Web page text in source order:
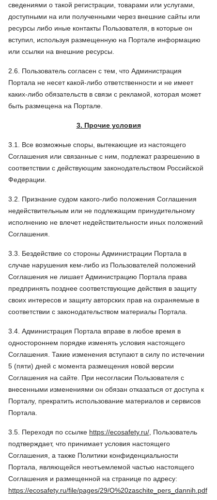
сведениями о такой регистрации, товарами или услугами,
доступными на или полученными через внешние сайты или
ресурсы либо иные контакты Пользователя, в которые он
вступил, используя размещенную на Портале информацию
или ссылки на внешние ресурсы.
2.6. Пользователь согласен с тем, что Администрация
Портала не несет какой-либо ответственности и не имеет
каких-либо обязательств в связи с рекламой, которая может
быть размещена на Портале.
3. Прочие условия
3.1. Все возможные споры, вытекающие из настоящего
Соглашения или связанные с ним, подлежат разрешению в
соответствии с действующим законодательством Российской
Федерации.
3.2. Признание судом какого-либо положения Соглашения
недействительным или не подлежащим принудительному
исполнению не влечет недействительности иных положений
Соглашения.
3.3. Бездействие со стороны Администрации Портала в
случае нарушения кем-либо из Пользователей положений
Соглашения не лишает Администрацию Портала права
предпринять позднее соответствующие действия в защиту
своих интересов и защиту авторских прав на охраняемые в
соответствии с законодательством материалы Портала.
3.4. Администрация Портала вправе в любое время в
одностороннем порядке изменять условия настоящего
Соглашения. Такие изменения вступают в силу по истечении
5 (пяти) дней с момента размещения новой версии
Соглашения на сайте. При несогласии Пользователя с
внесенными изменениями он обязан отказаться от доступа к
Порталу, прекратить использование материалов и сервисов
Портала.
3.5. Переходя по ссылке https://ecosafety.ru/ , Пользователь
подтверждает, что принимает условия настоящего
Соглашения, а также Политики конфиденциальности
Портала, являющейся неотъемлемой частью настоящего
Соглашения и размещенной на странице по адресу:
https://ecosafety.ru/file/pages/29/O%20zaschite_pers_dannih.pdf